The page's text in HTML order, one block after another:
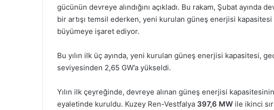
gücünün devreye alındığını açıkladı. Bu rakam, Şubat ayında
bir artışı temsil ederken, yeni kurulan güneş enerjisi kapasitesi
büyümeye işaret ediyor.
Bu yılın ilk üç ayında, yeni kurulan güneş enerjisi kapasitesi,
seviyesinden 2,65 GW’a yükseldi.
Yılın ilk çeyreğinde, devreye alınan güneş enerjisi
eyaletinde kuruldu. Kuzey Ren-Vestfalya 397,6 MW ile ikinci